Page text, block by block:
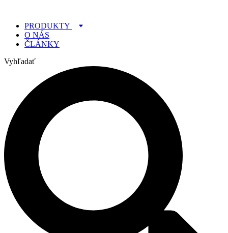
obsah
PRODUKTY
O NÁS
ČLÁNKY
Vyhľadať